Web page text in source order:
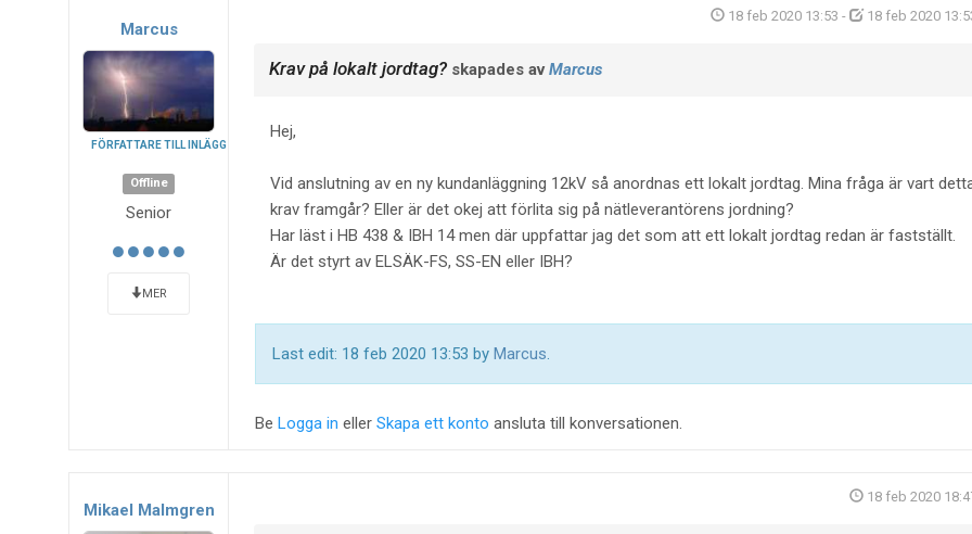
Marcus
FÖRFATTARE TILL INLÄGG
Offline
Senior
MER
18 feb 2020 13:53 - 18 feb 2020
Krav på lokalt jordtag?skapades avMarcus
Hej,
Vid anslutning av en ny kundanläggning 12kV så anordnas ett lokalt jordtag. Mina fråga är vart
krav framgår? Eller är det okej att förlita sig på nätleverantörens jordning?
Har läst i HB 438 & IBH 14 men där uppfattar jag det som att ett lokalt jordtag redan är fastställt.
Är det styrt av ELSÄK-FS, SS-EN eller IBH?
Last edit: 18 feb 2020 13:53 by Marcus.
Be Logga in eller Skapa ett konto ansluta till konversationen.
Mikael Malmgren
18 feb 2020